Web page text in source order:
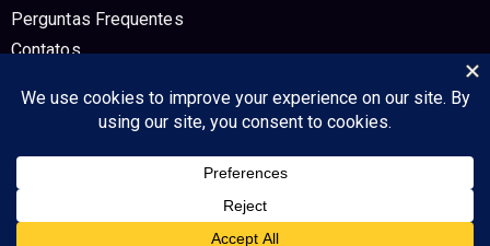
Perguntas Frequentes
Contatos
Políticas e Termos
CNPJ: 54.298.853/0001-80 SQUARE FEET COMUNICAÇÔES E TV -
Tudo no mercado imobiliário!